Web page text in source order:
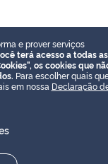
e prover serviços
terá acesso a todas as
os cookies que
Para escolher quais
em nossa Declaração